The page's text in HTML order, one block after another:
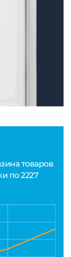
товаров
по 2227